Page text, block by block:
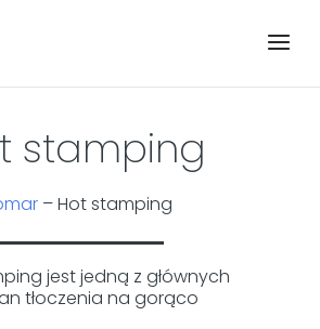
stamping
–Hot stamping
jest jedną z głównych
tłoczenia na gorąco